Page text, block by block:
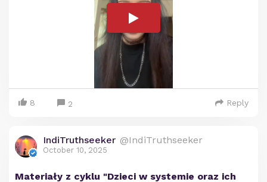
8 2 Reply
IndiTruthseeker @IndiTruthseeker
October 10, 2025
Materiały z cyklu "Dzieci w systemie oraz ich